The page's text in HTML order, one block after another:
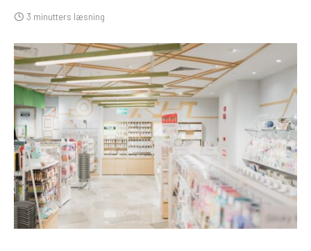
3 minutters læsning